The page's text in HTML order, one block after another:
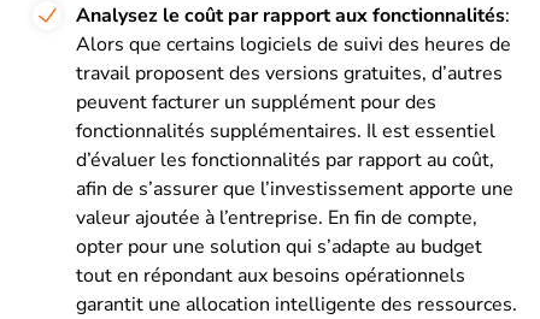
Analysez le coût par rapport aux fonctionnalités:
Alors que certains logiciels de suivi des heures de
travail proposent des versions gratuites, d’autres
peuvent facturer un supplément pour des
fonctionnalités supplémentaires. Il est essentiel
d’évaluer les fonctionnalités par rapport au coût,
afin de s’assurer que l’investissement apporte une
valeur ajoutée à l’entreprise. En fin de compte,
opter pour une solution qui s’adapte au budget
tout en répondant aux besoins opérationnels
garantit une allocation intelligente des ressources.